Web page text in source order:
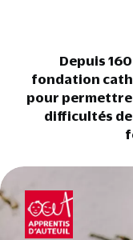
Depuis
fondation
pour permettre
difficultés de